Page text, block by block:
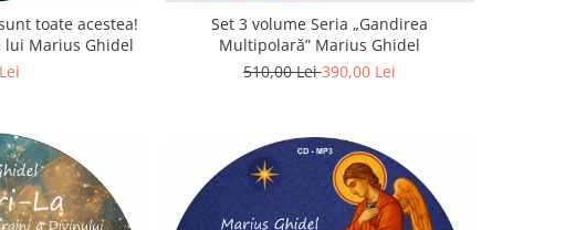
toate acestea!
lui Marius Ghidel
Set 3 volume Seria „Gandirea
Multipolară” Marius Ghidel
510,00 Lei390,00 Lei